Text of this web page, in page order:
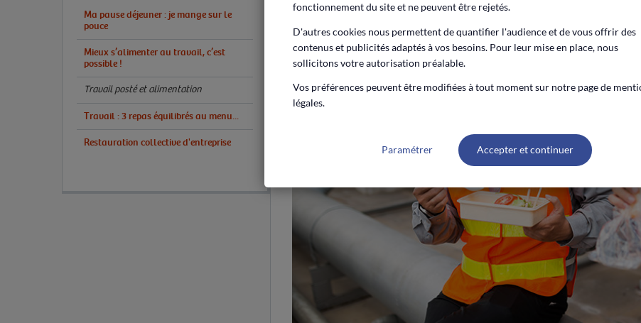
Ma pause déjeuner : je mange sur le
pouce
Mieux s’alimenter au travail, c’est
possible !
Travail posté et alimentation
Travail : 3 repas équilibrés au menu...
Restauration collective d'entreprise
Travail posté et
fonctionnement du site et ne peuvent être rejetés.
D'autres cookies nous permettent de quantifier l'audience et de vous offrir des
contenus et publicités adaptés à vos besoins. Pour leur mise en place, nous
sollicitons votre autorisation préalable.
Vos préférences peuvent être modifiées à tout moment sur notre page de
légales.
Paramétrer Accepter et continuer